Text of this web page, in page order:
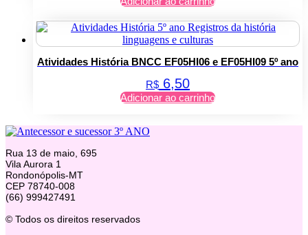
Atividades História BNCC EF05HI06 e EF05HI09 5º ano
R$ 6,50
Adicionar ao carrinho
Rua 13 de maio, 695
Vila Aurora 1
Rondonópolis-MT
CEP 78740-008
(66) 999427491
© Todos os direitos reservados